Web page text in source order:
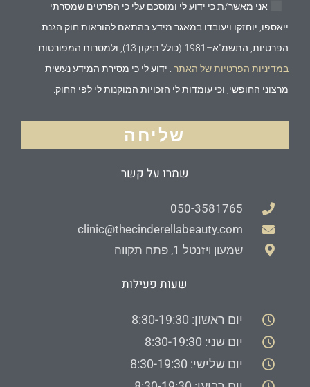
אני מאשר/ת כי ידוע לי ומוסכם עלי כי הפרטים שמסרתי
ייאספו, יוחזקו ויעובדו במאגר מידע בהתאם להוראות חוק הגנת
הפרטיות, התשמ"א–1981 (כולל תיקון 13), ולמטרות המפורטות
במדיניות הפרטיות של האתר . ידוע לי כי מסירת המידע נעשית
מרצוני החופשי, וכי עומדות לי הזכויות המוקנות לי לפי החוק.
שליחה
שמרו על קשר
050-3581765
clinic@thecinderellabeauty.com
שמעון ויזנטל 1, פתח תקווה
שעות פעילות
יום ראשון: 8:30-19:30
יום שני: 8:30-19:30
יום שלישי: 8:30-19:30